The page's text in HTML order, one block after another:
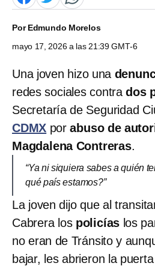
PorEdmundo Morelos
mayo 17, 2026 a las 21:39 GMT-6
Una joven hizo una
redes sociales contrados
Secretaría de Seguridad
CDMX porabuso de
Magdalena Contreras.
“Ya ni siquiera sabes a quién
qué país estamos?”
La joven dijo que al
Cabrera los policías los
no eran de Tránsito y
bajar, les abrieron la